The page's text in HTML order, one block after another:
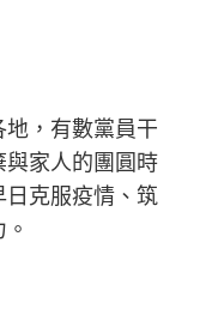
，有數黨員干
家人的團圓時
日克服疫情、筑